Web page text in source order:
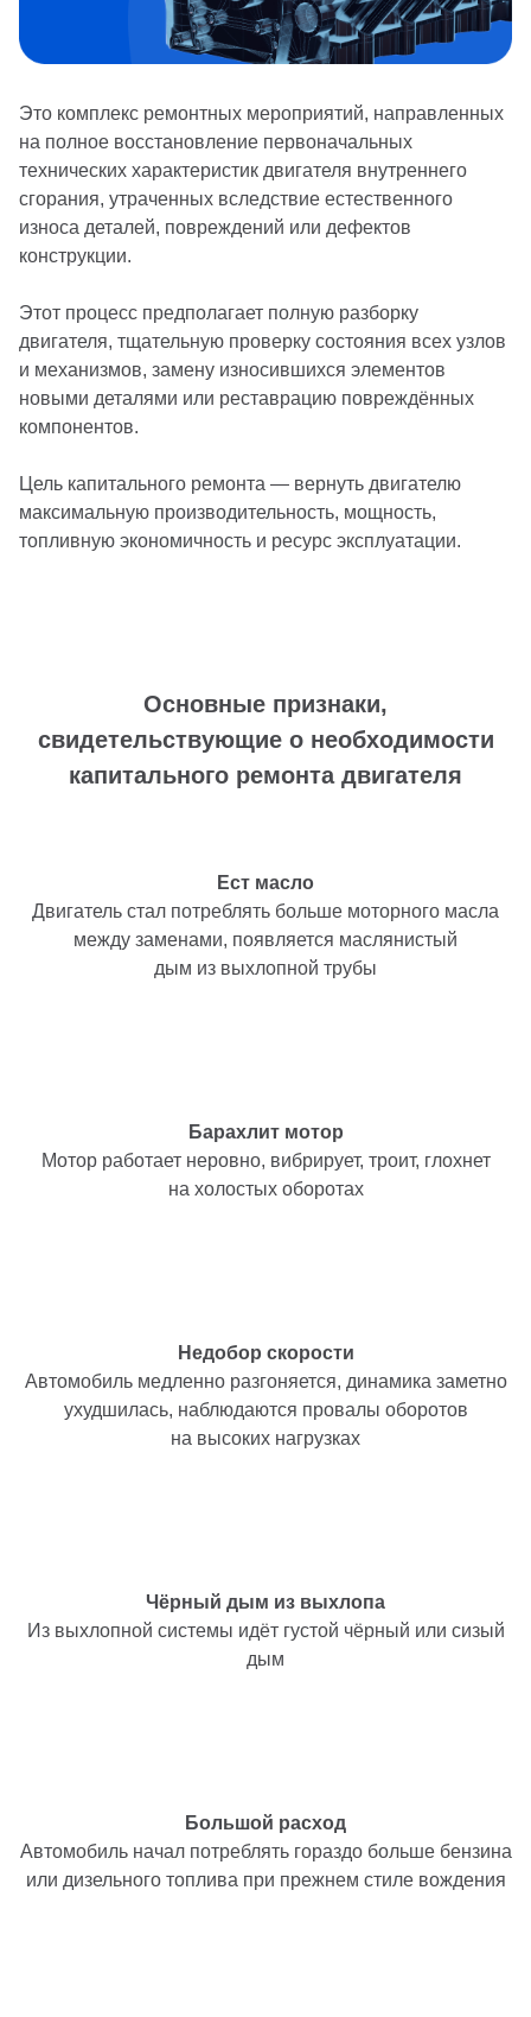
Это комплекс ремонтных мероприятий, направленных
на полное восстановление первоначальных
технических характеристик двигателя внутреннего
сгорания, утраченных вследствие естественного
износа деталей, повреждений или дефектов
конструкции.
Этот процесс предполагает полную разборку
двигателя, тщательную проверку состояния всех узлов
и механизмов, замену износившихся элементов
новыми деталями или реставрацию повреждённых
компонентов.
Цель капитального ремонта — вернуть двигателю
максимальную производительность, мощность,
топливную экономичность и ресурс эксплуатации.
Основные признаки,
свидетельствующие о необходимости
капитального ремонта двигателя
Ест масло
Двигатель стал потреблять больше моторного масла
между заменами, появляется маслянистый
дым из выхлопной трубы
Барахлит мотор
Мотор работает неровно, вибрирует, троит, глохнет
на холостых оборотах
Недобор скорости
Автомобиль медленно разгоняется, динамика заметно
ухудшилась, наблюдаются провалы оборотов
на высоких нагрузках
Чёрный дым из выхлопа
Из выхлопной системы идёт густой чёрный или сизый
дым
Большой расход
Автомобиль начал потреблять гораздо больше бензина
или дизельного топлива при прежнем стиле вождения